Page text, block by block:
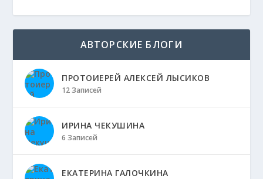
АВТОРСКИЕ БЛОГИ
ПРОТОИЕРЕЙ АЛЕКСЕЙ ЛЫСИКОВ
12 Записей
ИРИНА ЧЕКУШИНА
6 Записей
ЕКАТЕРИНА ГАЛОЧКИНА